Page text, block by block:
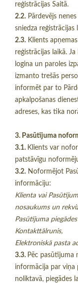
reģistrācijas Saitā.
2.2. Pārdevējs
sniedza
2.3. Klients
reģistrācijas laikā.
logina un paroles
izmanto trešās
informēt par to
apkalpošanas
adreses, kas tika
3. Pasūtījuma
3.1. Klients var
patstāvīgu
3.2. Noformējot
informāciju:
Klienta vai
nosaukums un
Pasūtījuma
Kontakttālrunis,
Elektroniskā pasta
3.3. Pēc pasūtījuma
informācija par viņa
noliktavā, piegādes